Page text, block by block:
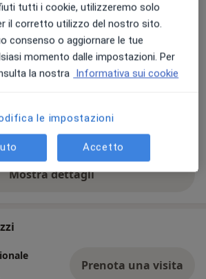
lode in biologia
e metterti
Dottore
unica ci ha messo subito a nostro
Mostra dettagli
sull'esperienza
Prenota una visita
tutti i cookie, utilizzeremo solo
il corretto utilizzo del nostro sito.
consenso o aggiornare le tue
momento dalle impostazioni. Per
la nostra Informativa sui cookie
le impostazioni
Accetto